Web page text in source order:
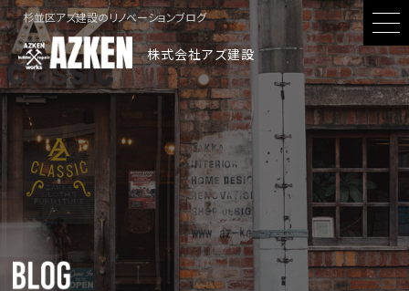
株式会社アズ建設
杉並区アズ建設のリノベーションブログ